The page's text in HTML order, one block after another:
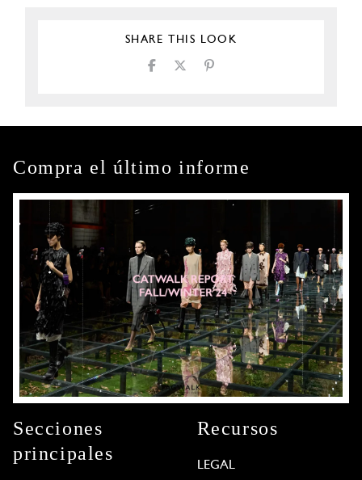
SHARE THIS LOOK
Compra el último informe
Secciones
principales
Recursos
LEGAL